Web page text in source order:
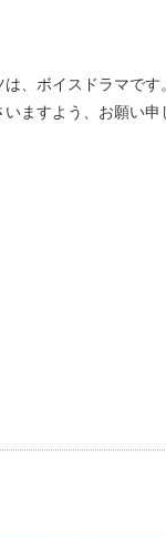
、ボイスドラマです。
ますよう、お願い申